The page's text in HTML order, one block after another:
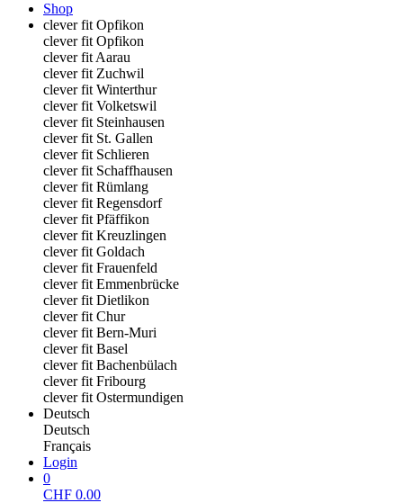
Shop
clever fit Opfikon
clever fit Opfikon
clever fit Aarau
clever fit Zuchwil
clever fit Winterthur
clever fit Volketswil
clever fit Steinhausen
clever fit St. Gallen
clever fit Schlieren
clever fit Schaffhausen
clever fit Rümlang
clever fit Regensdorf
clever fit Pfäffikon
clever fit Kreuzlingen
clever fit Goldach
clever fit Frauenfeld
clever fit Emmenbrücke
clever fit Dietlikon
clever fit Chur
clever fit Bern-Muri
clever fit Basel
clever fit Bachenbülach
clever fit Fribourg
clever fit Ostermundigen
Deutsch
Deutsch
Français
Login
0
CHF 0.00